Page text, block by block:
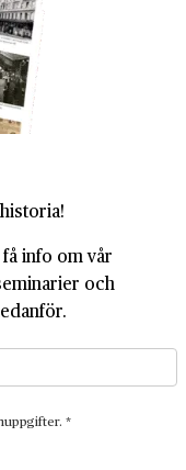
info om vår
och